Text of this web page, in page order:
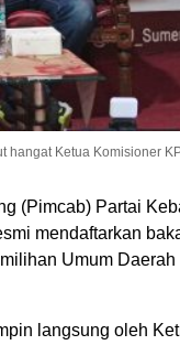
Ketua Komisioner
(Pimcab) Partai
mendaftarkan
Umum
langsung oleh